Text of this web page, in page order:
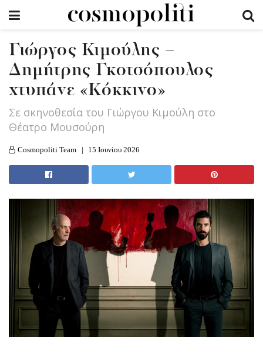
Γιώργος Κιμούλης –
Δημήτρης Γκοτσόπουλος
χτυπάνε «Κόκκινο»
Σε σκηνοθεσία του Γιώργου Κιμούλη στο
Θέατρο Μουσούρη
Cosmopoliti Team 15 Ιουνίου 2026